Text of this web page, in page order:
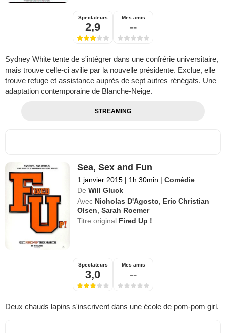
Spectateurs
2,9
Mes amis
--
Sydney White tente de s'intégrer dans une confrérie universitaire,
mais trouve celle-ci avilie par la nouvelle présidente. Exclue, elle
trouve refuge et assistance auprès de sept autres rénégats. Une
adaptation contemporaine de Blanche-Neige.
STREAMING
Sea, Sex and Fun
1 janvier 2015 | 1h 30min | Comédie
De Will Gluck
Avec Nicholas D'Agosto
Eric Christian
Olsen ,Sarah Roemer
Titre original Fired Up !
Spectateurs
3,0
Mes amis
--
Deux chauds lapins s'inscrivent dans une école de pom-pom girl.